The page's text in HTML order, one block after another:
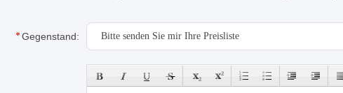
Gegenstand: